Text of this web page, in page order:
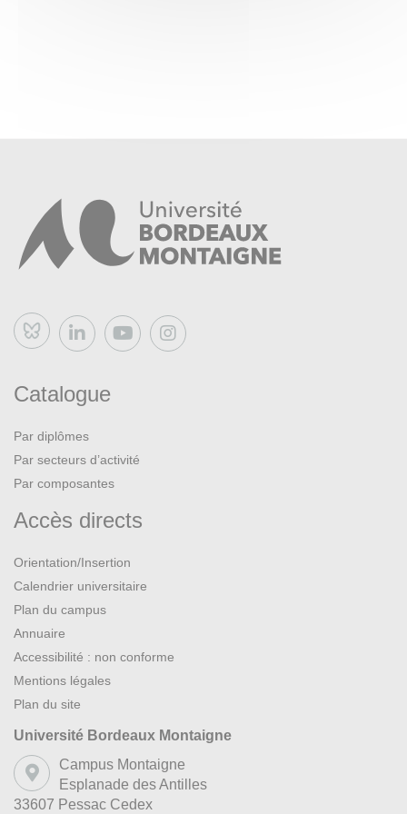
Bluesky
Catalogue
Par diplômes
Par secteurs d’activité
Par composantes
Accès directs
Orientation/Insertion
Calendrier universitaire
Plan du campus
Annuaire
Accessibilité : non conforme
Mentions légales
Plan du site
Université Bordeaux Montaigne
Campus Montaigne
Esplanade des Antilles
33607 Pessac Cedex